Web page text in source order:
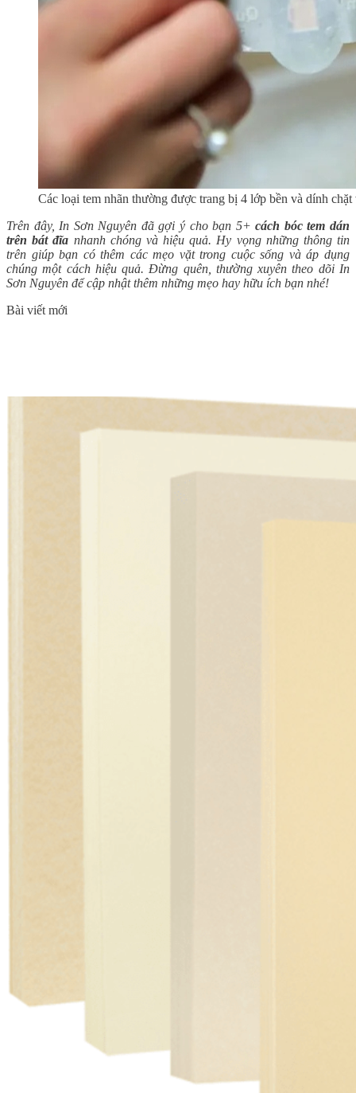
Các loại tem nhãn thường được trang bị 4 lớp bền và dính chặt
Trên đây, In Sơn Nguyên đã gợi ý cho bạn 5+cách bóc tem dán
trên bát đĩa nhanh chóng và hiệu quả. Hy vọng những thông tin
trên giúp bạn có thêm các mẹo vặt trong cuộc sống và áp dụng
chúng một cách hiệu quả. Đừng quên, thường xuyên theo dõi In
Sơn Nguyên để cập nhật thêm những mẹo hay hữu ích bạn nhé!
Bài viết mới